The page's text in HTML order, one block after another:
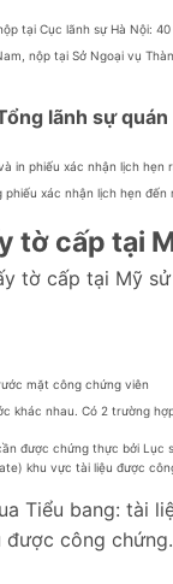
tại Cục lãnh sự Hà Nội:
nộp tại Sở Ngoại vụ
lãnh sự quán
in phiếu xác nhận lịch hẹn
xác nhận lịch hẹn đến
tờ cấp tại
tờ cấp tại Mỹ
mặt công chứng viên
khác nhau. Có 2 trường
được chứng thực bởi
khu vực tài liệu được
Tiểu bang: tài
được công